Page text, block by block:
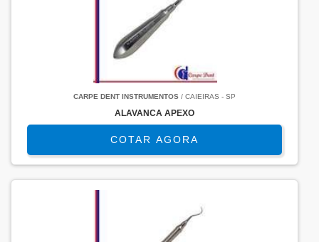
CARPE DENT INSTRUMENTOS / CAIEIRAS - SP
ALAVANCA APEXO
COTAR AGORA